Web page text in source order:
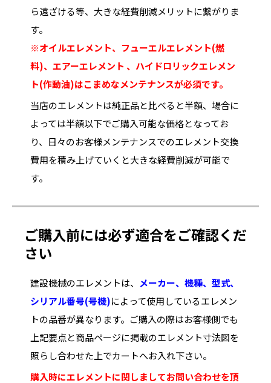
ら遠ざける等、大きな経費削減メリットに繋がりま
す。
※オイルエレメント、フューエルエレメント(燃
料)、エアーエレメント 、ハイドロリックエレメン
ト(作動油)はこまめなメンテナンスが必須です。
当店のエレメントは純正品と比べると半額、場合に
よっては半額以下でご購入可能な価格となってお
り、日々のお客様メンテナンスでのエレメント交換
費用を積み上げていくと大きな経費削減が可能で
す。
ご購入前には必ず適合をご確認くだ
さい
建設機械のエレメントは、 メーカー、機種、型式、
シリアル番号(号機)によって使用しているエレメン
トの品番が異なります。ご購入の際はお客様側でも
上記要点と商品ページに掲載のエレメント寸法図を
照らし合わせた上でカートへお入れ下さい。
購入時にエレメントに関しましてお問い合わせを頂